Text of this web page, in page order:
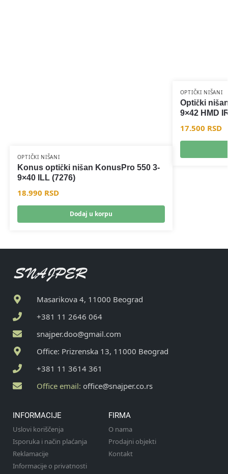
OPTIČKI NIŠANI
Konus optički nišan KonusPro 550 3-
9×40 ILL (7276)
18.990 RSD
Dodaj u korpu
OPTIČKI NIŠANI
Optički
9×42 HMD
17.500 RSD
Masarikova 4, 11000 Beograd
+381 11 2646 064
snajper.doo@gmail.com
Office: Prizrenska 13, 11000 Beograd
+381 11 3614 361
Office email: office@snajper.co.rs
INFORMACIJE
Uslovi koriščenja
Isporuka i način plaćanja
Reklamacije
Informacije o privatnosti
FIRMA
O nama
Prodajni objekti
Kontakt